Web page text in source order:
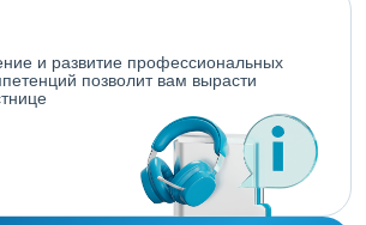
и развитие профессиональных
позволит вам вырасти